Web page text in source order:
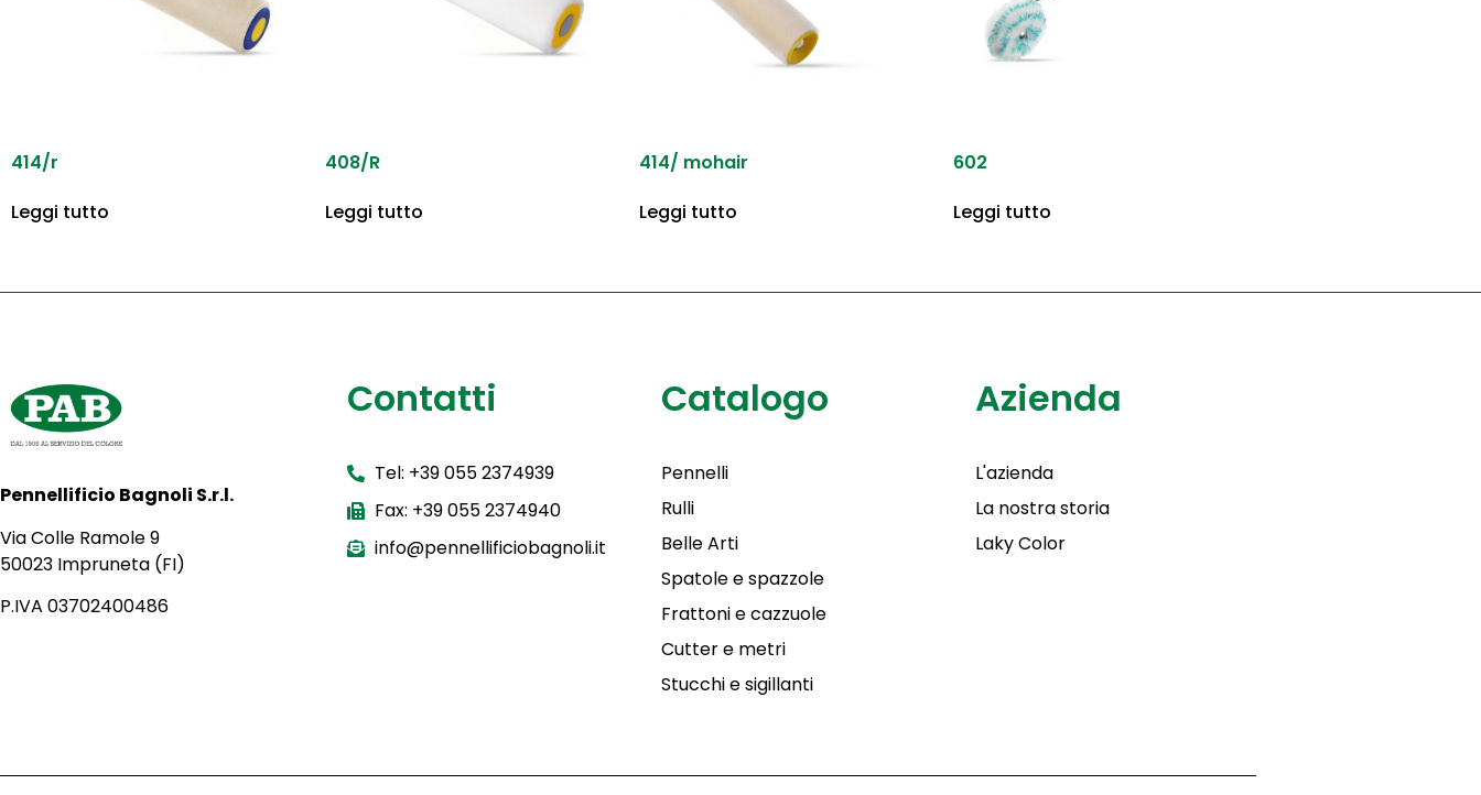
414/r
Leggi tutto
408/R
Leggi tutto
414/ mohair
Leggi tutto
602
Leggi tutto
Pennellificio Bagnoli S.r.l.
Via Colle Ramole 9
50023 Impruneta (FI)
P.IVA 03702400486
Contatti
Tel: +39 055 2374939
Fax: +39 055 2374940
info@pennellificiobagnoli.it
Catalogo
Pennelli
Rulli
Belle Arti
Spatole e spazzole
Frattoni e cazzuole
Cutter e metri
Stucchi e sigillanti
Azienda
L'azienda
La nostra storia
Laky Color